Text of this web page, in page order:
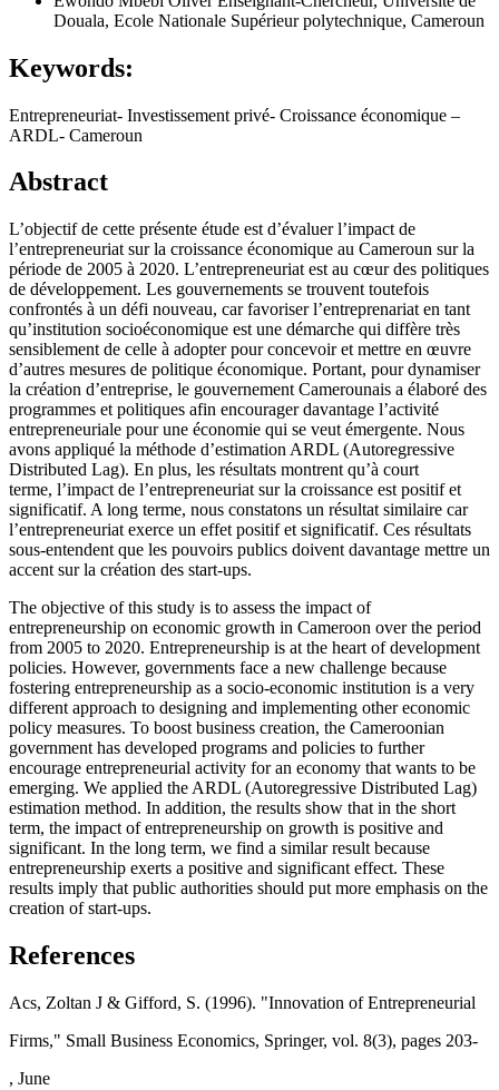
Douala, Ecole Nationale Supérieur polytechnique, Cameroun
Keywords:
Entrepreneuriat- Investissement privé- Croissance économique –
ARDL- Cameroun
Abstract
L’objectif de cette présente étude est d’évaluer l’impact de
l’entrepreneuriat sur la croissance économique au Cameroun sur la
période de 2005 à 2020. L’entrepreneuriat est au cœur des politiques
de développement. Les gouvernements se trouvent toutefois
confrontés à un défi nouveau, car favoriser l’entreprenariat en tant
qu’institution socioéconomique est une démarche qui diffère très
sensiblement de celle à adopter pour concevoir et mettre en œuvre
d’autres mesures de politique économique. Portant, pour dynamiser
la création d’entreprise, le gouvernement Camerounais a élaboré des
programmes et politiques afin encourager davantage l’activité
entrepreneuriale pour une économie qui se veut émergente. Nous
avons appliqué la méthode d’estimation ARDL (Autoregressive
Distributed Lag). En plus, les résultats montrent qu’à court
terme, l’impact de l’entrepreneuriat sur la croissance est positif et
significatif. A long terme, nous constatons un résultat similaire car
l’entrepreneuriat exerce un effet positif et significatif. Ces résultats
sous-entendent que les pouvoirs publics doivent davantage mettre un
accent sur la création des start-ups.
The objective of this study is to assess the impact of
entrepreneurship on economic growth in Cameroon over the period
from 2005 to 2020. Entrepreneurship is at the heart of development
policies. However, governments face a new challenge because
fostering entrepreneurship as a socio-economic institution is a very
different approach to designing and implementing other economic
policy measures. To boost business creation, the Cameroonian
government has developed programs and policies to further
encourage entrepreneurial activity for an economy that wants to be
emerging. We applied the ARDL (Autoregressive Distributed Lag)
estimation method. In addition, the results show that in the short
term, the impact of entrepreneurship on growth is positive and
significant. In the long term, we find a similar result because
entrepreneurship exerts a positive and significant effect. These
results imply that public authorities should put more emphasis on the
creation of start-ups.
References
Acs, Zoltan J & Gifford, S. (1996). "Innovation of Entrepreneurial
Firms," Small Business Economics, Springer, vol. 8(3), pages 203-
, June